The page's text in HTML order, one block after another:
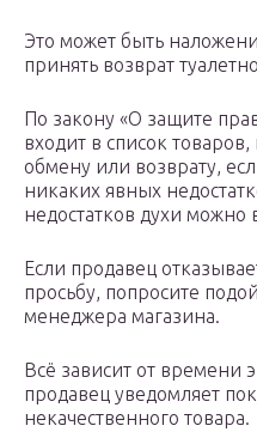
Это может быть
принять возврат
По закону «О защите
входит в список
обмену или возврату,
никаких явных
недостатков духи можно
Если продавец
просьбу, попросите
менеджера магазина.
Всё зависит от времени
продавец уведомляет
некачественного товара.